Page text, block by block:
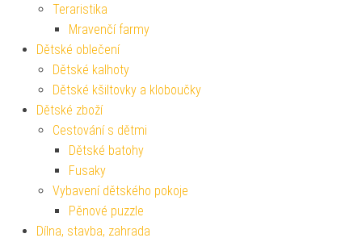
Teraristika
Mravenčí farmy
Dětské oblečení
Dětské kalhoty
Dětské kšiltovky a kloboučky
Dětské zboží
Cestování s dětmi
Dětské batohy
Fusaky
Vybavení dětského pokoje
Pěnové puzzle
Dílna, stavba, zahrada